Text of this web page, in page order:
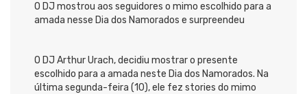
O DJ mostrou aos seguidores o mimo escolhido para a
amada nesse Dia dos Namorados e surpreendeu
O DJ Arthur Urach, decidiu mostrar o presente
escolhido para a amada neste Dia dos Namorados. Na
última segunda-feira (10), ele fez stories do mimo